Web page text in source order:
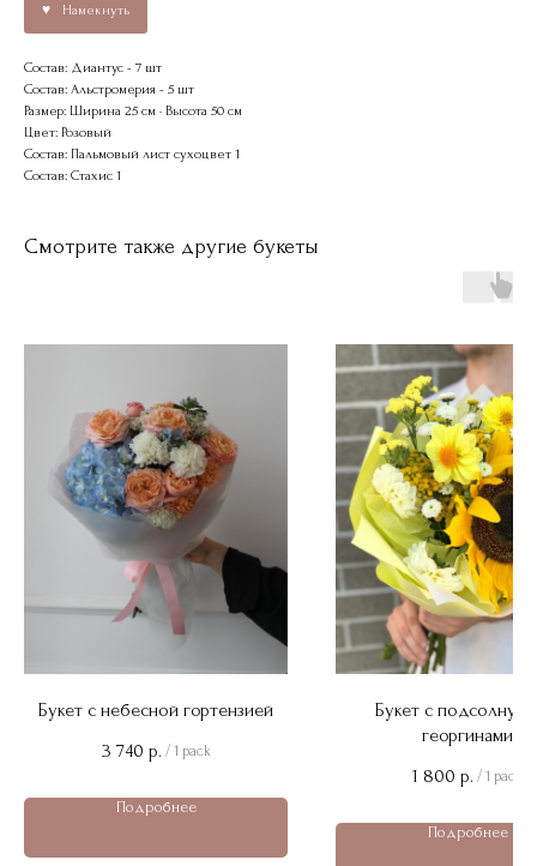
Намекнуть
Состав: Диантус - 7 шт
Состав: Альстромерия - 5 шт
Размер: Ширина 25 см · Высота 50 см
Цвет: Розовый
Состав: Пальмовый лист сухоцвет 1
Состав: Стахис 1
Смотрите также другие букеты
Букет с небесной гортензией
3 740 р. / 1 pack
Подробнее
Букет с
георгинами
1 800 р. / 1 pack
Подробнее